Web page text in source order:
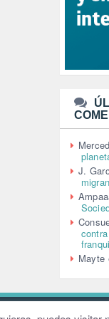
LEÓN
PAZ
PEPE
J.
Mayte